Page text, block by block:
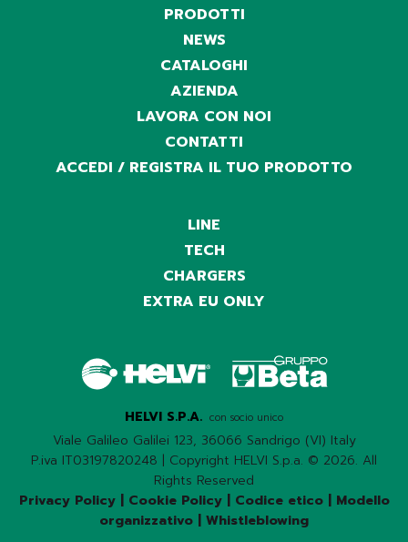
PRODOTTI
NEWS
CATALOGHI
AZIENDA
LAVORA CON NOI
CONTATTI
ACCEDI / REGISTRA IL TUO PRODOTTO
LINE
TECH
CHARGERS
EXTRA EU ONLY
HELVI S.P.A. con socio unico
Viale Galileo Galilei 123, 36066 Sandrigo (VI) Italy
P.iva IT03197820248 | Copyright HELVI S.p.a. © 2026. All
Rights Reserved
Privacy Policy| Cookie Policy| Codice etico| Modello
organizzativo
Whistleblowing